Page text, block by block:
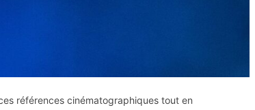
références cinématographiques tout en